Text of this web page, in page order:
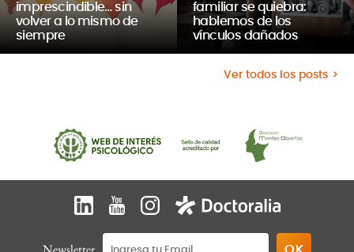
imprescindible… sin
volver a lo mismo de
siempre
familiar se quiebra:
hablemos de los
vínculos dañados
Ver todos los posts